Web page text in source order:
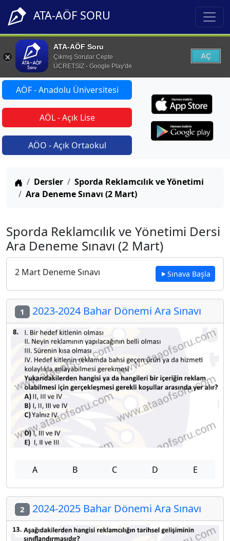
ATA-AÖF SORU
ATA-AÖF Soru
Çıkmış Sorular Cepte
ÜCRETSİZ - Google Play'de
AÇ
AÖF - Anadolu Üniversitesi
AÖL - Açık Lise
AÖO - Açık Ortaokul
Anasayfa
Dersler
Sporda Reklamcılık ve Yönetimi
Ara Deneme Sınavı (2 Mart)
Sporda Reklamcılık ve Yönetimi Dersi
Ara Deneme Sınavı (2 Mart)
2 Mart Deneme Sınavı Sınava Başla
1 2023-2024 Bahar Dönemi Ara Sınavı
A B C D E
2 2024-2025 Bahar Dönemi Ara Sınavı